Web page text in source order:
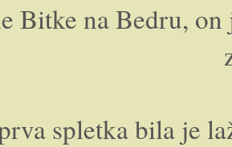
Bitke na Bedru, on
spletka bila je